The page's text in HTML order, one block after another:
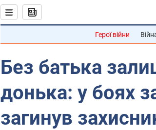
Герої війни
Без батька
донька: у боях
загинув